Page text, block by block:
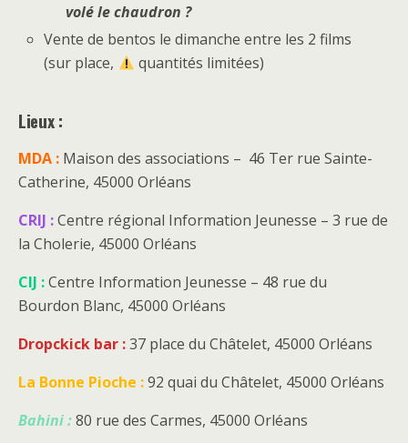
volé le chaudron ?
Vente de bentos le dimanche entre les 2 films
(sur place,
quantités limitées)
Lieux :
MDA : Maison des associations – 46 Ter rue Sainte-
Catherine, 45000 Orléans
CRIJ :Centre régional Information Jeunesse – 3 rue de
la Cholerie, 45000 Orléans
CIJ :Centre Information Jeunesse – 48 rue du
Bourdon Blanc, 45000 Orléans
Dropckick bar :37 place du Châtelet, 45000 Orléans
La Bonne Pioche :92 quai du Châtelet, 45000 Orléans
Bahini :80 rue des Carmes, 45000 Orléans